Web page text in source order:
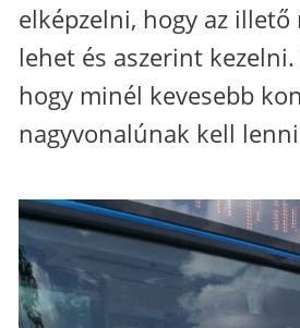
elképzelni, hogy az
lehet és aszerint
hogy minél kevesebb
nagyvonalúnak kell